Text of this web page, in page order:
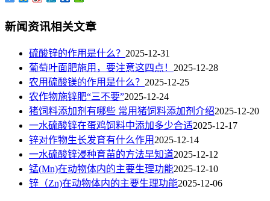
新闻资讯相关文章
硫酸锌的作用是什么？ 2025-12-31
葡萄叶面肥施用，要注意这四点！ 2025-12-28
农用硫酸镁的作用是什么？ 2025-12-25
农作物施锌肥“三不要”2025-12-24
猪饲料添加剂有哪些 常用猪饲料添加剂介绍2025-12-20
一水硫酸锌在蛋鸡饲料中添加多少合适2025-12-17
锌对作物生长发育有什么作用 2025-12-14
一水硫酸锌浸种育苗的方法早知道2025-12-12
锰(Mn)在动物体内的主要生理功能2025-12-10
锌（Zn)在动物体内的主要生理功能2025-12-06